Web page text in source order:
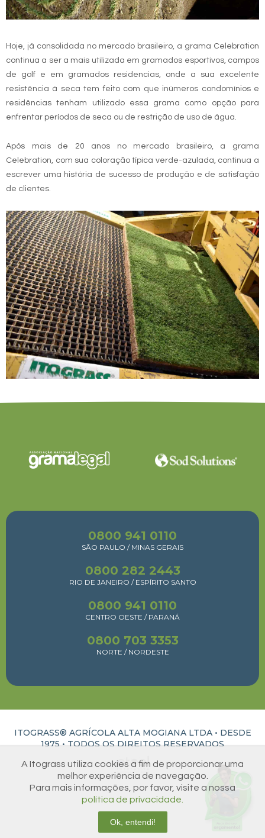
Hoje, já consolidada no mercado brasileiro, a grama Celebration
continua a ser a mais utilizada em gramados esportivos, campos
de golf e em gramados residencias, onde a sua excelente
resistência à seca tem feito com que inúmeros condomínios e
residências tenham utilizado essa grama como opção para
enfrentar períodos de seca ou de restrição de uso de água.
Após mais de 20 anos no mercado brasileiro, a grama
Celebration, com sua coloração típica verde-azulada, continua a
escrever uma história de sucesso de produção e de satisfação
de clientes.
0800 941 0110
SÃO PAULO / MINAS GERAIS
0800 282 2443
RIO DE JANEIRO / ESPÍRITO SANTO
0800 941 0110
CENTRO OESTE / PARANÁ
0800 703 3353
NORTE / NORDESTE
ITOGRASS® AGRÍCOLA ALTA MOGIANA LTDA • DESDE
1975 •TODOS OS DIREITOS RESERVADOS
A Itograss utiliza cookies a fim de proporcionar uma
melhor experiência de navegação.
Para mais informações, por favor, visite a nossa
política de privacidade.
Ok, entendi!